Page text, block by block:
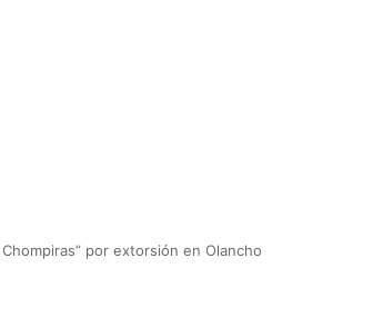
Chompiras” por extorsión en Olancho